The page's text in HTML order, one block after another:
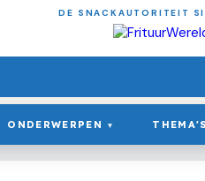
DE SNACKAUTORITEIT
ONDERWERPEN ▾ THEMA'S